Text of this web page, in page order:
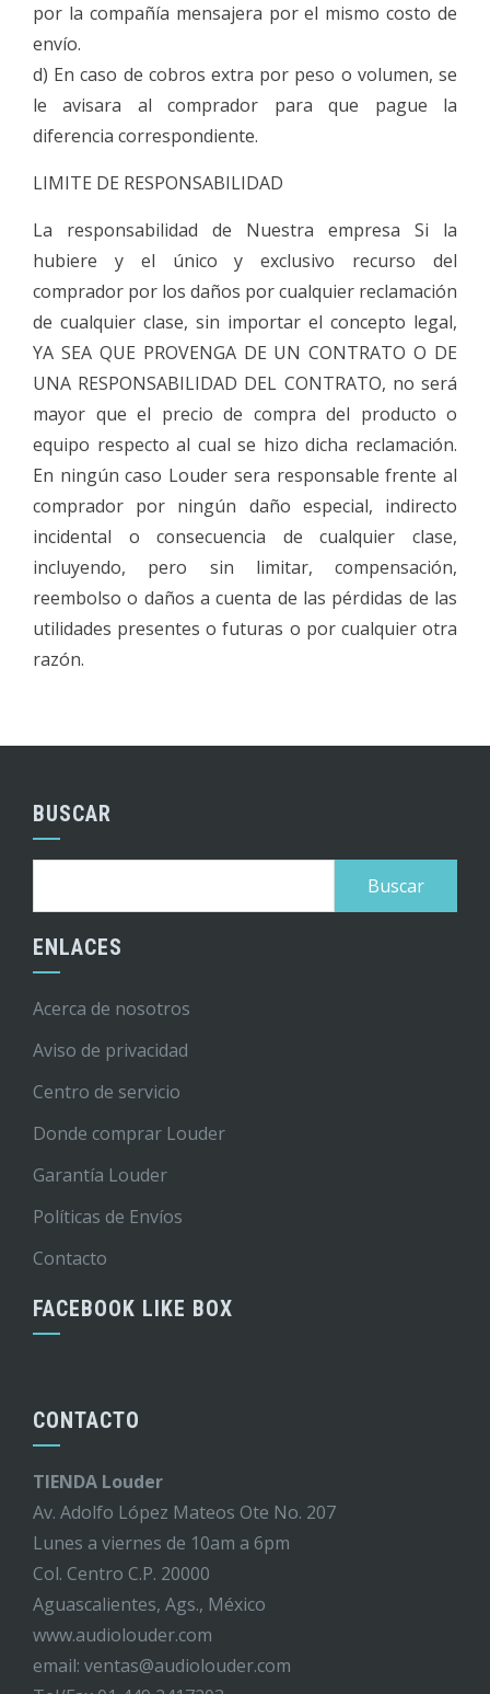
por la compañía mensajera por el mismo costo de
envío.
d) En caso de cobros extra por peso o volumen, se
le avisara al comprador para que pague la
diferencia correspondiente.
LIMITE DE RESPONSABILIDAD
La responsabilidad de Nuestra empresa Si la
hubiere y el único y exclusivo recurso del
comprador por los daños por cualquier reclamación
de cualquier clase, sin importar el concepto legal,
YA SEA QUE PROVENGA DE UN CONTRATO O DE
UNA RESPONSABILIDAD DEL CONTRATO, no será
mayor que el precio de compra del producto o
equipo respecto al cual se hizo dicha reclamación.
En ningún caso Louder sera responsable frente al
comprador por ningún daño especial, indirecto
incidental o consecuencia de cualquier clase,
incluyendo, pero sin limitar, compensación,
reembolso o daños a cuenta de las pérdidas de las
utilidades presentes o futuras o por cualquier otra
razón.
BUSCAR
ENLACES
Acerca de nosotros
Aviso de privacidad
Centro de servicio
Donde comprar Louder
Garantía Louder
Políticas de Envíos
Contacto
FACEBOOK LIKE BOX
CONTACTO
TIENDA Louder
Av. Adolfo López Mateos Ote No. 207
Lunes a viernes de 10am a 6pm
Col. Centro C.P. 20000
Aguascalientes, Ags., México
www.audiolouder.com
email: ventas@audiolouder.com